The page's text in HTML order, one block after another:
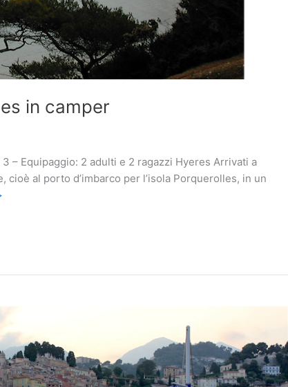
in camper
– Equipaggio: 2 adulti e 2 ragazzi Hyeres Arrivati a
cioè al porto d’imbarco per l’isola Porquerolles, in un